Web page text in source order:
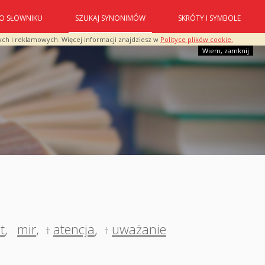
i reklamowych. Więcej informacji znajdziesz w Polityce plików cookie.
Wiem, zamknij
O SŁOWNIKU SZUKAJ SYNONIMÓW SKRÓTY I SYMBOLE
, mir, † atencja, † uważanie